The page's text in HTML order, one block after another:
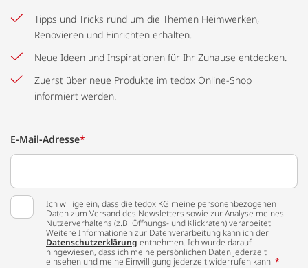
Tipps und Tricks rund um die Themen Heimwerken,
Renovieren und Einrichten erhalten.
Neue Ideen und Inspirationen für Ihr Zuhause entdecken.
Zuerst über neue Produkte im tedox Online-Shop
informiert werden.
E-Mail-Adresse*
Ich willige ein, dass die tedox KG meine personenbezogenen
Daten zum Versand des Newsletters sowie zur Analyse meines
Nutzerverhaltens (z.B. Öffnungs- und Klickraten) verarbeitet.
Weitere Informationen zur Datenverarbeitung kann ich der
Datenschutzerklärung entnehmen. Ich wurde darauf
hingewiesen, dass ich meine persönlichen Daten jederzeit
einsehen und meine Einwilligung jederzeit widerrufen kann. *